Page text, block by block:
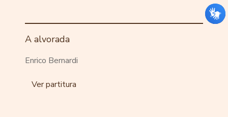
A alvorada
Enrico Bernardi
Ver partitura